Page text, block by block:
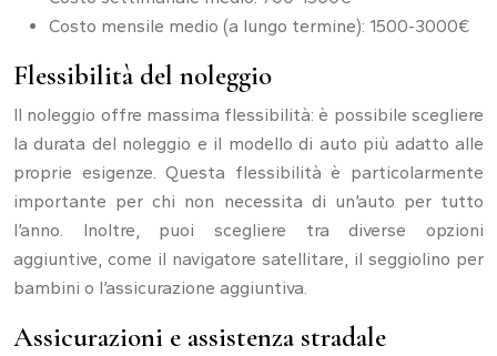
Costo mensile medio (a lungo termine): 1500-3000€
Flessibilità del noleggio
Il noleggio offre massima flessibilità: è possibile scegliere
la durata del noleggio e il modello di auto più adatto alle
proprie esigenze. Questa flessibilità è particolarmente
importante per chi non necessita di un’auto per tutto
l’anno. Inoltre, puoi scegliere tra diverse opzioni
aggiuntive, come il navigatore satellitare, il seggiolino per
bambini o l’assicurazione aggiuntiva.
Assicurazioni e assistenza stradale